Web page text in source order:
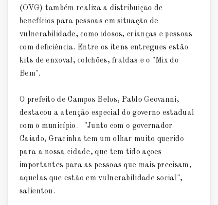
(OVG) também realiza a distribuição de
benefícios para pessoas em situação de
vulnerabilidade, como idosos, crianças e pessoas
com deficiência. Entre os itens entregues estão
kits de enxoval, colchões, fraldas e o "Mix do
Bem".
O prefeito de Campos Belos, Pablo Geovanni,
destacou a atenção especial do governo estadual
com o município. "Junto com o governador
Caiado, Gracinha tem um olhar muito querido
para a nossa cidade, que tem tido ações
importantes para as pessoas que mais precisam,
aquelas que estão em vulnerabilidade social",
salientou.